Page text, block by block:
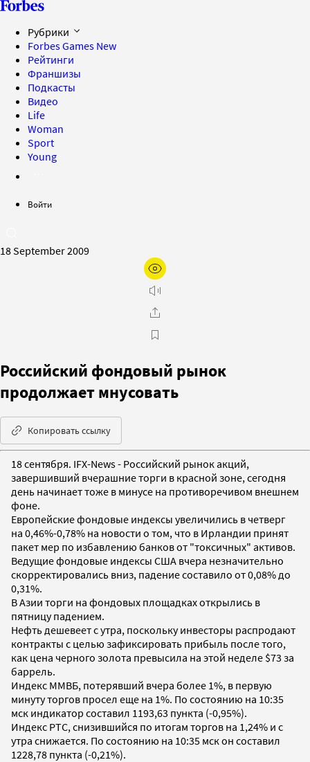
Рубрики
Forbes Games New
Рейтинги
Франшизы
Подкасты
Видео
Life
Woman
Sport
Young
Войти
18 September 2009
Российский фондовый рынок
продолжает мнусовать
Копировать ссылку
18 сентября. IFX-News - Российский рынок акций,
завершивший вчерашние торги в красной зоне, сегодня
день начинает тоже в минусе на противоречивом внешнем
фоне.
Европейские фондовые индексы увеличились в четверг
на 0,46%-0,78% на новости о том, что в Ирландии принят
пакет мер по избавлению банков от "токсичных" активов.
Ведущие фондовые индексы США вчера незначительно
скорректировались вниз, падение составило от 0,08% до
0,31%.
В Азии торги на фондовых площадках открылись в
пятницу падением.
Нефть дешевеет с утра, поскольку инвесторы распродают
контракты с целью зафиксировать прибыль после того,
как цена черного золота превысила на этой неделе $73 за
баррель.
Индекс ММВБ, потерявший вчера более 1%, в первую
минуту торгов просел еще на 1%. По состоянию на 10:35
мск индикатор составил 1193,63 пункта (-0,95%).
Индекс РТС, снизившийся по итогам торгов на 1,24% и с
утра снижается. По состоянию на 10:35 мск он составил
1228,78 пункта (-0,21%).